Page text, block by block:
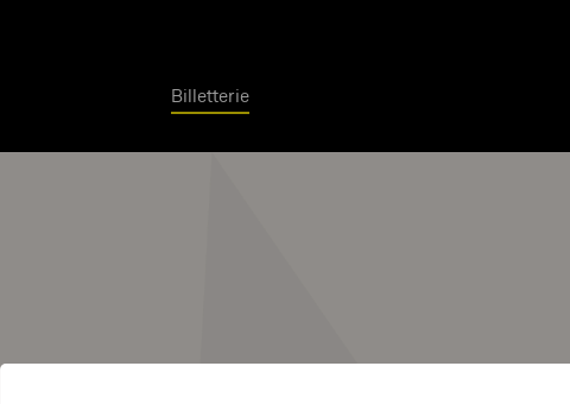
Billetterie